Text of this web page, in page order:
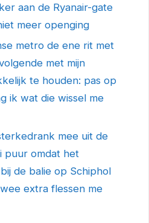
aan de Ryanair-gate
meer openging
metro de ene rit met
met mijn
te houden: pas op
ik wat die wissel me
mee uit de
puur omdat het
de balie op Schiphol
extra flessen me